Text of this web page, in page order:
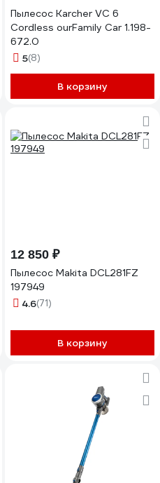
Пылесос Karcher VC 6
Cordless ourFamily Car 1.198-
672.0
5(8)
В корзину
12 850 ₽
Пылесос Makita DCL281FZ
197949
4.6(71)
В корзину